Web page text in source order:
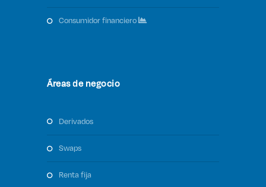
consumidor financiero
Áreas de negocio
derivados
swaps
renta fija